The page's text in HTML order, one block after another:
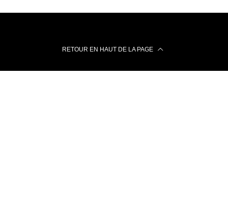
RETOUR EN HAUT DE LA PAGE